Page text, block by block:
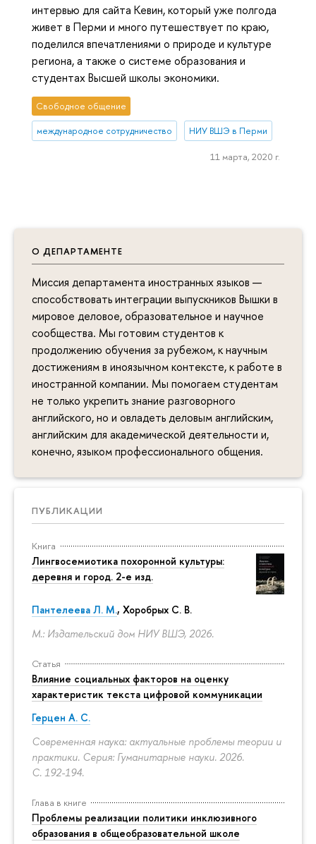
О ДЕПАРТАМЕНТЕ
Миссия департамента иностранных языков —
способствовать интеграции выпускников Вышки в
мировое деловое, образовательное и научное
сообщества. Мы готовим студентов к
продолжению обучения за рубежом, к научным
достижениям в иноязычном контексте, к работе в
иностранной компании. Мы помогаем студентам
не только укрепить знание разговорного
английского, но и овладеть деловым английским,
английским для академической деятельности и,
конечно, языком профессионального общения.
ПУБЛИКАЦИИ
Книга
Лингвосемиотика похоронной культуры:
деревня и город. 2-е изд.
Пантелеева Л. М., Хоробрых С. В.
М.: Издательский дом НИУ ВШЭ, 2026.
Статья
Влияние социальных факторов на оценку
характеристик текста цифровой коммуникации
Герцен А. С.
Современная наука: актуальные проблемы теории и
практики. Серия: Гуманитарные науки. 2026.
С. 192-194.
Глава в книге
Проблемы реализации политики инклюзивного
образования в общеобразовательной школе
интервью для сайта Кевин, который уже полгода
живет в Перми и много путешествует по краю,
поделился впечатлениями о природе и культуре
региона, а также о системе образования и
студентах Высшей школы экономики.
Свободное общение
международное сотрудничество НИУ ВШЭ в Перми
11 марта, 2020 г.